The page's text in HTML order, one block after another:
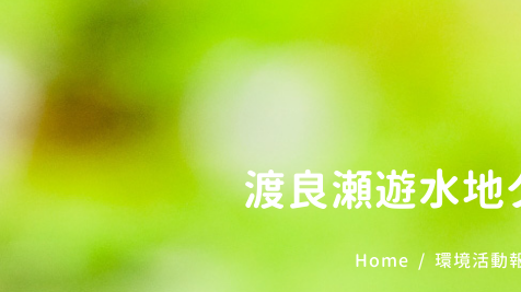
渡良瀬遊水地
Home 環境活動